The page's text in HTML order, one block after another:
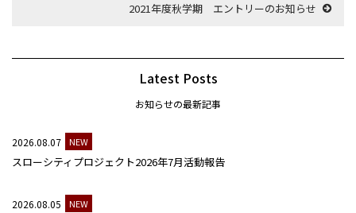
2021年度秋学期 エントリーのお知らせ
Latest Posts
お知らせの最新記事
2026.08.07 NEW
スローシティプロジェクト2026年7月活動報告
2026.08.05 NEW